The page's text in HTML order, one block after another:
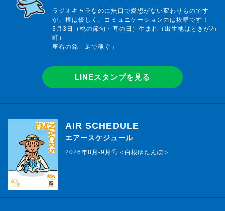
ラジオキャラなのに無口で愛想がない変わりものです
が、根は優しく、コミュニケーション力は抜群です！
3月3日（桃の節句・耳の日）生まれ（出生地はときがわ
町）
座右の銘「足で稼ぐ」
LINEスタンプを見る
AIR SCHEDULE
エアースケジュール
2026年8月-9月号＜白根ゆたんぽ＞